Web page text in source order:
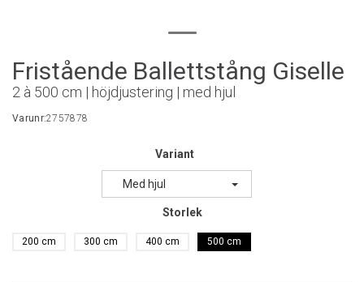
Fristående Ballettstång Giselle
2 à 500 cm | höjdjustering | med hjul
Varunr:2757878
Variant
Med hjul
Storlek
200 cm 300 cm 400 cm 500 cm